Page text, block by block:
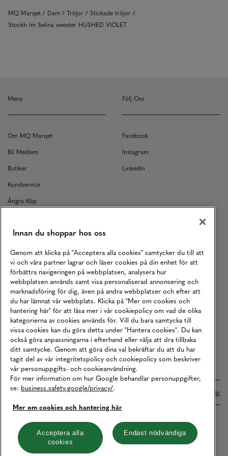
MQ Marqet Dam Tröjor
Stickade tröjor
Stockh lm Selina sweater HUSHED VIOLET
Meny
Om MQ Marqet
Bli Medlem
Butiker
Kundservice
Ångra Köp
Returer
Köpvillkor
Karriär
Vårt Ansvar
Våra Tjänster
Press
Studentrabatt
B2B
Tillgänglighetsredogörelse
Följ Oss
Facebook
Instagram
LinkedIn
Betalningar online sköts i samarbete med Klarna. Läs mer här
Cookies Integritetspolicy
Hantera cookies
Innan du shoppar hos oss
Genom att klicka på "Acceptera alla cookies" samtycker du till att
vi och våra partner lagrar och läser cookies på din enhet för att
förbättra navigeringen på webbplatsen, analysera hur
webbplatsen används samt visa personaliserad annonsering och
marknadsföring för dig, även på andra webbplatser och efter att
du har lämnat vår webbplats. Klicka på "Mer om cookies och
hantering här" för att läsa mer i vår cookiepolicy om vad de olika
kategorierna av cookies används för. Vill du bara samtycka till
vissa cookies kan du göra detta under "Hantera cookies". Du kan
också göra anpassningarna i efterhand eller välja att dra tillbaka
ditt samtycke. Genom att göra dina val bekräftar du att du har
tagit del av vår integritetspolicy och cookiepolicy som beskriver
vår personuppgifts- och cookieanvändning.
För mer information om hur Google behandlar personuppgifter,
se: business.safety.google/privacy/.
Mer om cookies och hantering här
Acceptera alla
cookies
Endast nödvändiga